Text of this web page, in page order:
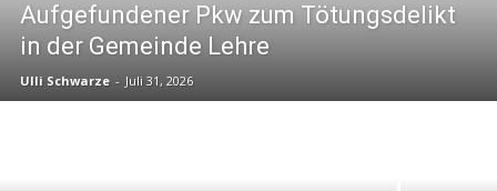
Aufgefundener Pkw zum Tötungsdelikt
in der Gemeinde Lehre
Ulli Schwarze - Juli 31, 2026